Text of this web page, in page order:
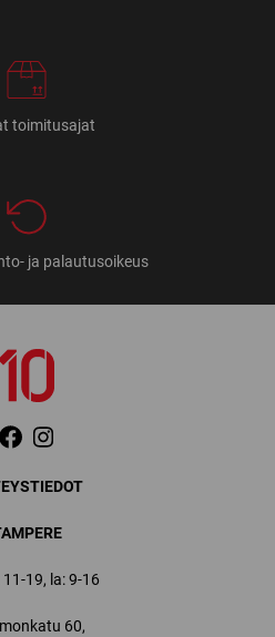
toimitusajat
ja palautusoikeus
11-19, la: 9-16
60,